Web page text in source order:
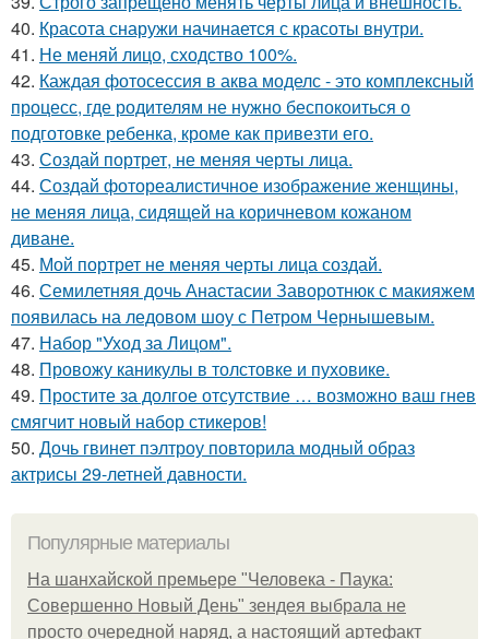
40. Красота снаружи начинается с красоты внутри.
41. Не меняй лицо, сходство 100%.
42. Каждая фотосессия в аква моделс - это комплексный
процесс, где родителям не нужно беспокоиться о
подготовке ребенка, кроме как привезти его.
43. Создай портрет, не меняя черты лица.
44. Создай фотореалистичное изображение женщины,
не меняя лица, сидящей на коричневом кожаном
диване.
45. Мой портрет не меняя черты лица создай.
46. Семилетняя дочь Анастасии Заворотнюк с макияжем
появилась на ледовом шоу с Петром Чернышевым.
47. Набор "Уход за Лицом".
48. Провожу каникулы в толстовке и пуховике.
49. Простите за долгое отсутствие … возможно ваш гнев
смягчит новый набор стикеров!
50. Дочь гвинет пэлтроу повторила модный образ
актрисы 29-летней давности.
Популярные материалы
На шанхайской премьере "Человека - Паука:
Совершенно Новый День" зендея выбрала не
просто очередной наряд, а настоящий артефакт